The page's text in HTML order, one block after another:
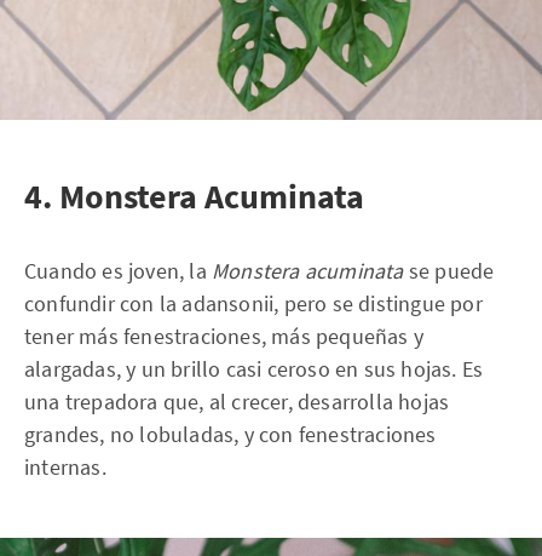
4. Monstera Acuminata
Cuando es joven, la Monstera acuminatase puede
confundir con la adansonii, pero se distingue por
tener más fenestraciones, más pequeñas y
alargadas, y un brillo casi ceroso en sus hojas. Es
una trepadora que, al crecer, desarrolla hojas
grandes, no lobuladas, y con fenestraciones
internas.